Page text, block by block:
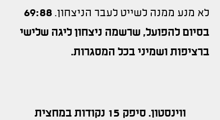
לא מנע ממנה לשייט לעבר הניצחון.69:88
בסיום להפועל, שרשמה ניצחון ליגה שלישי
ברציפות ושמיני בכל המסגרות.
ווינסטון. סיפק 15 נקודות במחצית